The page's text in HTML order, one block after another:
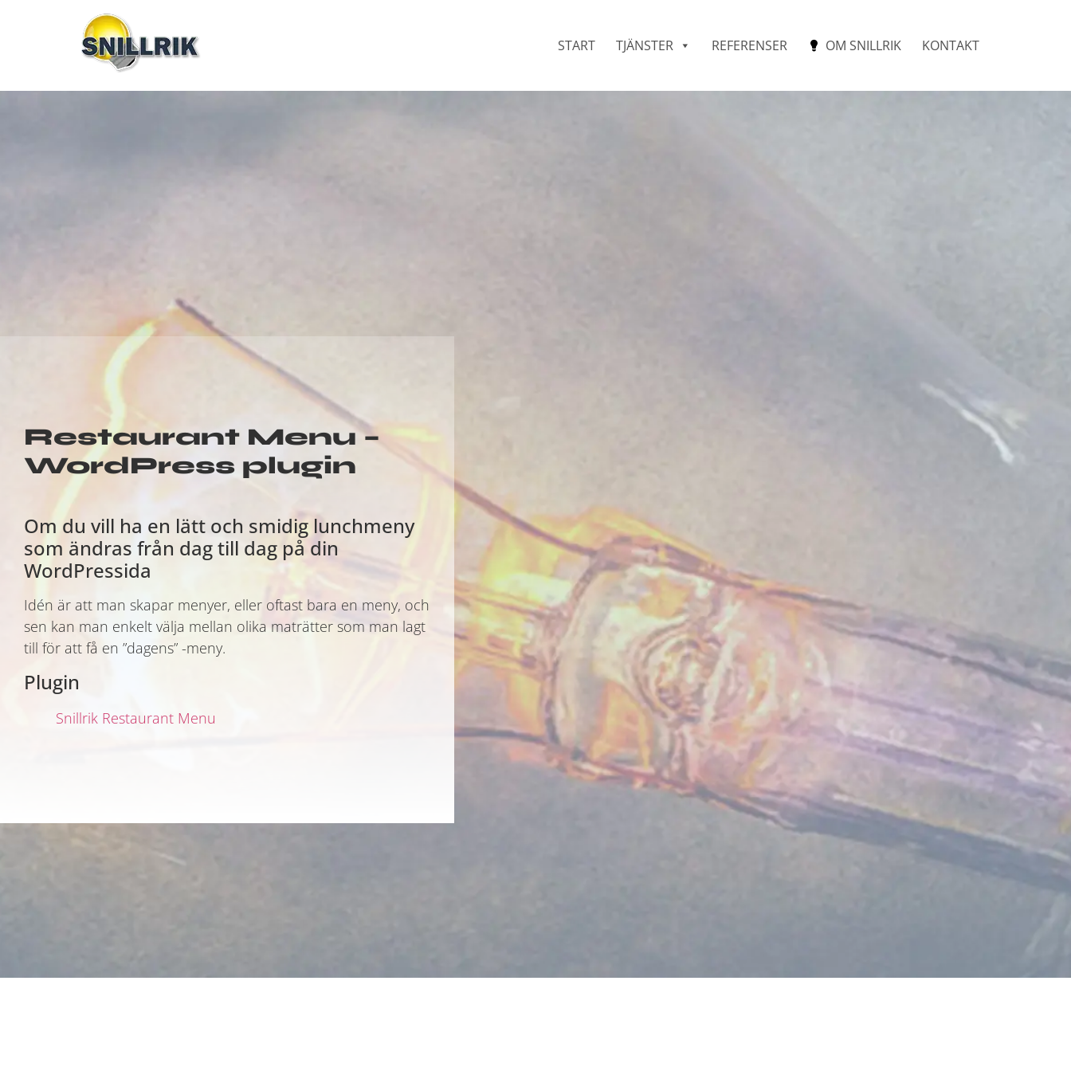
START TJÄNSTER REFERENSER OM SNILLRIK KONTAKT
Restaurant Menu –
WordPress plugin
Om du vill ha en lätt och smidig lunchmeny
som ändras från dag till dag på din
WordPressida
Idén är att man skapar menyer, eller oftast bara en meny, och
sen kan man enkelt välja mellan olika maträtter som man lagt
till för att få en ”dagens” -meny.
Plugin
Snillrik Restaurant Menu